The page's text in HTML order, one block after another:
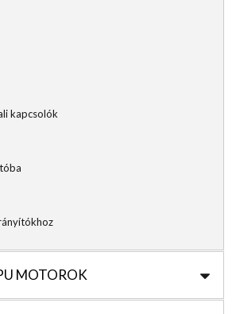
kapcsolók
MOTOROK